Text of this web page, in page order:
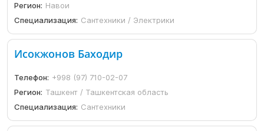
Регион: Навои
Специализация: Сантехники / Электрики
Исокжонов Баходир
Телефон: +998 (97) 710-02-07
Регион: Ташкент / Ташкентская область
Специализация: Сантехники